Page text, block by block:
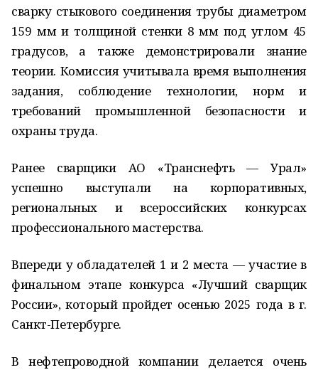
сварку стыкового соединения трубы диаметром
159 мм и толщиной стенки 8 мм под углом 45
градусов, а также демонстрировали знание
теории. Комиссия учитывала время выполнения
задания, соблюдение технологии, норм и
требований промышленной безопасности и
охраны труда.
Ранее сварщики АО «Транснефть — Урал»
успешно выступали на корпоративных,
региональных и всероссийских конкурсах
профессионального мастерства.
Впереди у обладателей 1 и 2 места — участие в
финальном этапе конкурса «Лучший сварщик
России», который пройдет осенью 2025 года в г.
Санкт-Петербурге.
В нефтепроводной компании делается очень